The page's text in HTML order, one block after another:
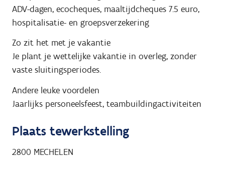
ADV-dagen, ecocheques, maaltijdcheques 7.5 euro,
hospitalisatie- en groepsverzekering
Zo zit het met je vakantie
Je plant je wettelijke vakantie in overleg, zonder
vaste sluitingsperiodes.
Andere leuke voordelen
Jaarlijks personeelsfeest, teambuildingactiviteiten
Plaats tewerkstelling
2800 MECHELEN